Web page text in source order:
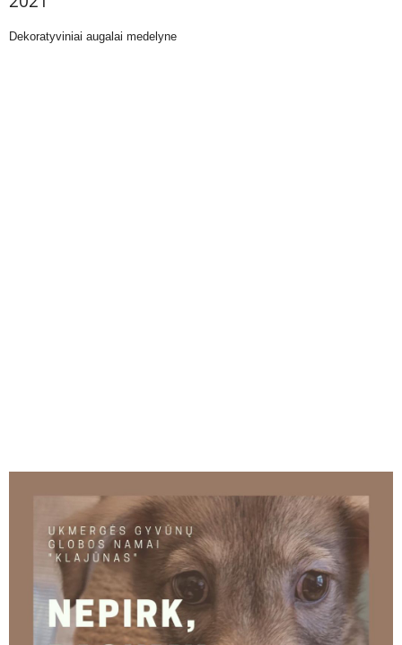
Dekoratyviniai augalai medelyne